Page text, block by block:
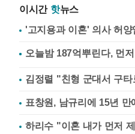
이시간 핫뉴스
'고지용과 이혼' 의사 허
김정렬 "친형 군대서 구
표창원, 남규리에 15년
하리수 "이혼 내가 먼저